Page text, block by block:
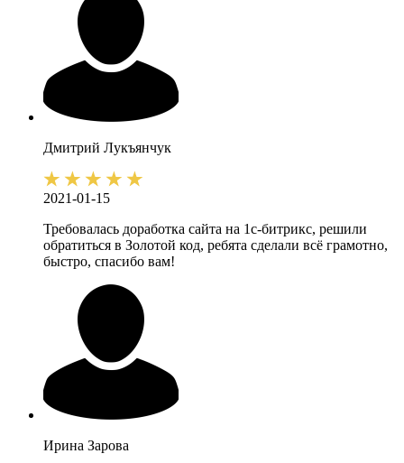
Дмитрий Лукъянчук
2021-01-15
Требовалась доработка сайта на 1с-битрикс, решили
обратиться в Золотой код, ребята сделали всё грамотно,
быстро, спасибо вам!
Ирина Зарова